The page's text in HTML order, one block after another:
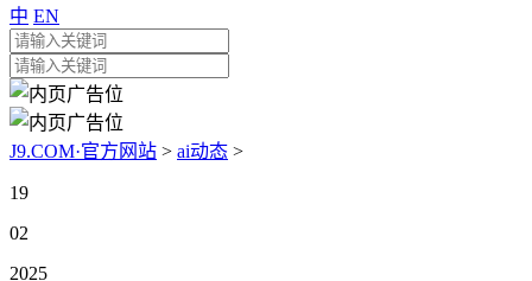
中 EN
J9.COM·官方网站 > ai动态 >
19
02
2025